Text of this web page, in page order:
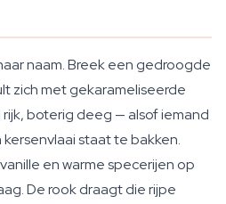
naam. Breek een gedroogde
zich met gekarameliseerde
boterig deeg — alsof iemand
staat te bakken.
en warme specerijen op
De rook draagt die rijpe